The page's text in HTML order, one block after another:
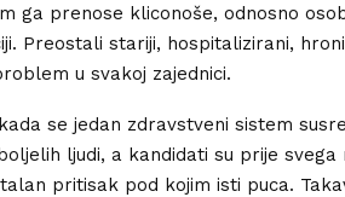
ga prenose kliconoše, odnosno
Preostali stariji, hospitalizirani,
u svakoj zajednici.
se jedan zdravstveni sistem
ljudi, a kandidati su prije
pritisak pod kojim isti puca.